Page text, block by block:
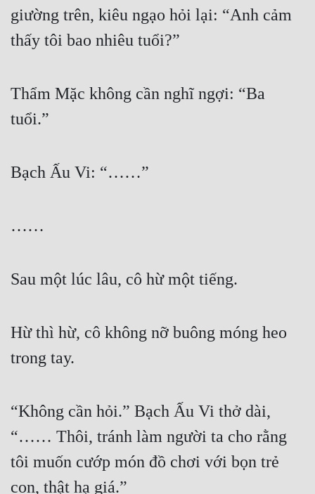
giường trên, kiêu ngạo hỏi lại: “Anh cảm
thấy tôi bao nhiêu tuổi?”
Thẩm Mặc không cần nghĩ ngợi: “Ba
tuổi.”
Bạch Ấu Vi: “……”
……
Sau một lúc lâu, cô hừ một tiếng.
Hừ thì hừ, cô không nỡ buông móng heo
trong tay.
“Không cần hỏi.” Bạch Ấu Vi thở dài,
“…… Thôi, tránh làm người ta cho rằng
tôi muốn cướp món đồ chơi với bọn trẻ
con, thật hạ giá.”